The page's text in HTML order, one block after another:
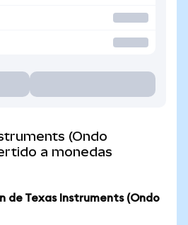
(Ondo
a monedas
de Texas Instruments (Ondo